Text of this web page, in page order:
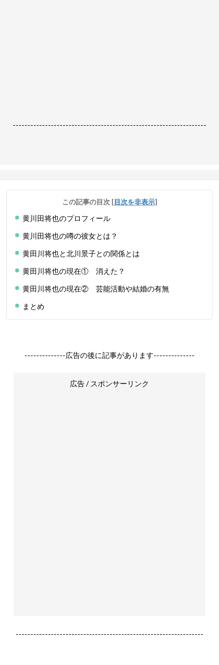
------------------------------------------------------------------
この記事の目次 [目次を非表示]
黄川田将也のプロフィール
黄川田将也の噂の彼女とは？
黄田川将也と北川景子との関係とは
黄田川将也の現在① 消えた？
黄田川将也の現在② 芸能活動や結婚の有無
まとめ
--------------広告の後に記事があります--------------
広告 / スポンサーリンク
----------------------------------------------------------------